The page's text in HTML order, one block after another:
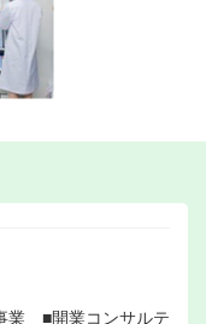
業 ■開業コンサルテ